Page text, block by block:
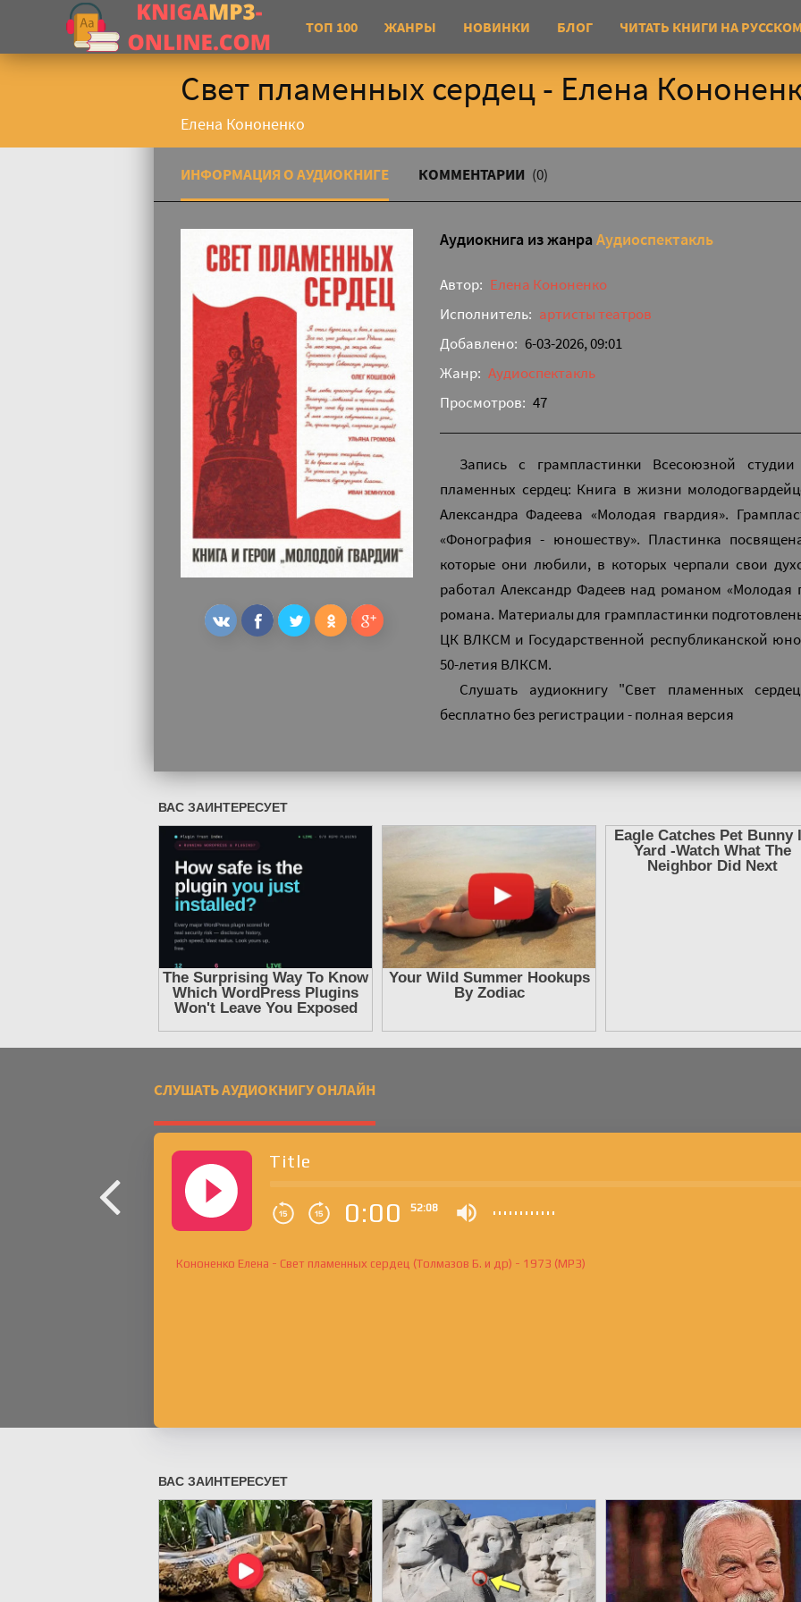
ТОП 100 ЖАНРЫ НОВИНКИ БЛОГ ЧИТАТЬ КНИГИ НА
Свет пламенных сердец - Елена
Елена Кононенко
ИНФОРМАЦИЯ О АУДИОКНИГЕ КОММЕНТАРИИ (0)
Аудиокнига из жанра Аудиоспектакль
Автор: Елена Кононенко
Исполнитель: артисты театров
Добавлено: 6-03-2026, 09:01
Жанр: Аудиоспектакль
Просмотров: 47
Запись с грампластинки Всесоюзной
пламенных сердец: Книга в жизни
Александра Фадеева «Молодая гвардия».
«Фонография - юношеству». Пластинка
которые они любили, в которых черпали свои
работал Александр Фадеев над романом «Молодая
романа. Материалы для грампластинки
ЦК ВЛКСМ и Государственной республиканской
50-летия ВЛКСМ.
Слушать аудиокнигу "Свет пламенных
бесплатно без регистрации - полная версия
СЛУШАТЬ АУДИОКНИГУ ОНЛАЙН
Title
0:00 52:08
Кононенко Елена - Свет пламенных сердец (Толмазов Б. и др) - 1973 (MP3)